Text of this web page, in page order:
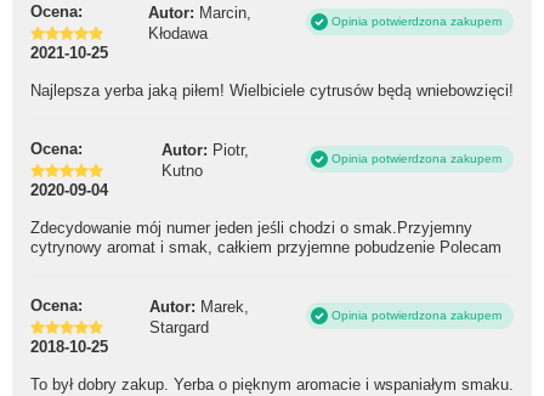
Ocena: Autor: Marcin,
Kłodawa
Opinia potwierdzona zakupem
2021-10-25
Najlepsza yerba jaką piłem! Wielbiciele cytrusów będą wniebowzięci!
Ocena: Autor: Piotr,
Kutno
Opinia potwierdzona zakupem
2020-09-04
Zdecydowanie mój numer jeden jeśli chodzi o smak.Przyjemny
cytrynowy aromat i smak, całkiem przyjemne pobudzenie Polecam
Ocena: Autor: Marek,
Stargard
Opinia potwierdzona zakupem
2018-10-25
To był dobry zakup. Yerba o pięknym aromacie i wspaniałym smaku.